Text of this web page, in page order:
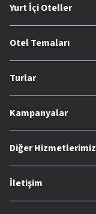
Yurt İçi Oteller
Otel Temaları
Turlar
Kampanyalar
Diğer Hizmetlerimiz
İletişim